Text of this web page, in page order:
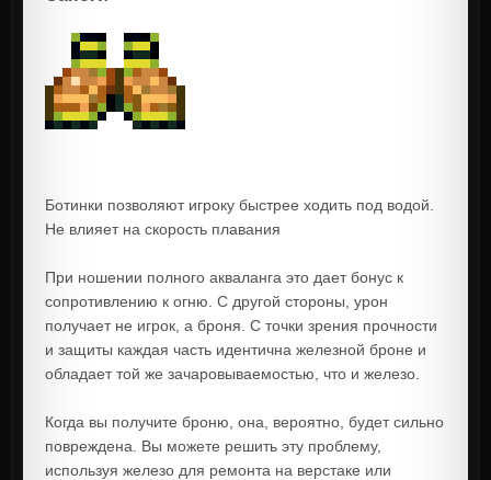
Ботинки позволяют игроку быстрее ходить под водой.
Не влияет на скорость плавания
При ношении полного акваланга это дает бонус к
сопротивлению к огню. С другой стороны, урон
получает не игрок, а броня. С точки зрения прочности
и защиты каждая часть идентична железной броне и
обладает той же зачаровываемостью, что и железо.
Когда вы получите броню, она, вероятно, будет сильно
повреждена. Вы можете решить эту проблему,
используя железо для ремонта на верстаке или